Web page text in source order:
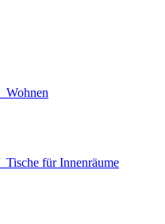
Wohnen
Tische für Innenräume